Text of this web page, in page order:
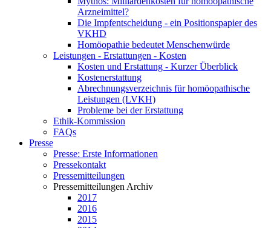
Arzneimittel?
Die Impfentscheidung - ein Positionspapier des
VKHD
Homöopathie bedeutet Menschenwürde
Leistungen - Erstattungen - Kosten
Kosten und Erstattung - Kurzer Überblick
Kostenerstattung
Abrechnungsverzeichnis für homöopathische
Leistungen (LVKH)
Probleme bei der Erstattung
Ethik-Kommission
FAQs
Presse
Presse: Erste Informationen
Pressekontakt
Pressemitteilungen
Pressemitteilungen Archiv
2017
2016
2015